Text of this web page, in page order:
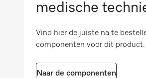
medische
Vind hier de juiste na te
componenten voor dit product.
Naar de componenten